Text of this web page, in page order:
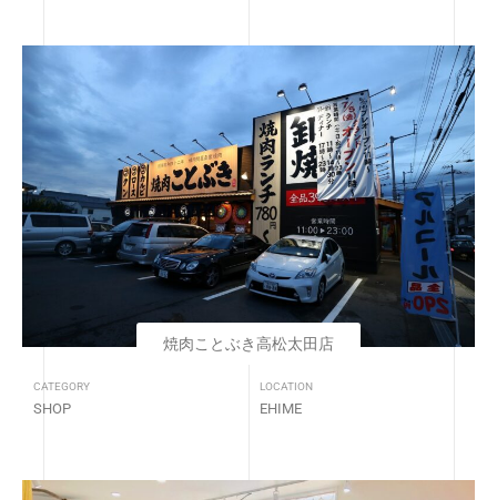
焼肉ことぶき高松太田店
CATEGORY
SHOP
LOCATION
EHIME